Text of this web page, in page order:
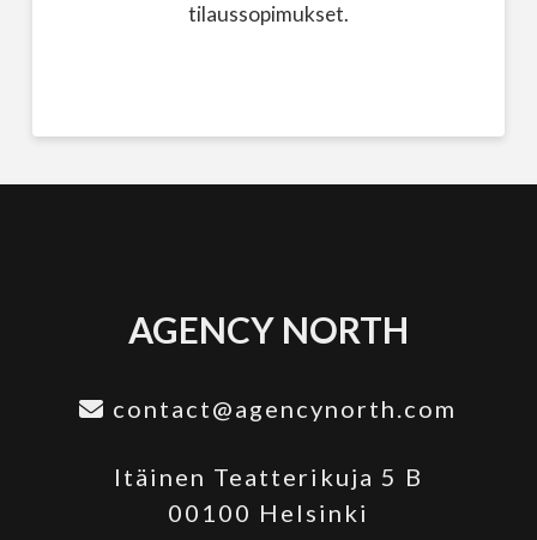
tilaussopimukset.
AGENCY NORTH
contact@agencynorth.com
Itäinen Teatterikuja 5 B
00100 Helsinki